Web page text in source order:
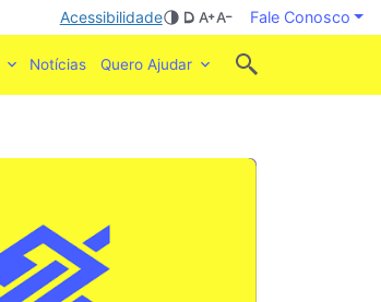
Acessibilidade Fale Conosco
Notícias Quero Ajudar